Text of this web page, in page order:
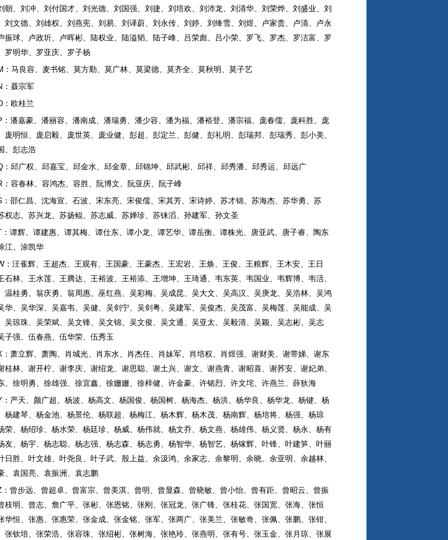
朝、刘冲、刘付国才、刘光德、刘国强、刘捷、刘培欢、刘沛龙、刘清华、刘荣烨、刘盛业、刘
刘文德、刘雄权、刘燕宪、刘易、刘译蔚、刘永传、刘婷、刘绛雪、刘煜、卢家贵、卢清、卢永
振球、卢政圻、卢晖彬、陆权业、陆溢韬、陆子峰、吕荣彪、吕小荣、罗飞、罗杰、罗洁富、罗
罗明华、罗亚庆、罗子杨
：马良容、麦书铭、莫方勤、莫广林、莫梁德、莫齐全、莫秋明、莫子艺
：聂宗军
：欧桂兰
：潘嘉豪、潘丽容、潘南成、潘瑞勇、潘少容、潘为福、潘裕登、潘宗福、庞春儒、庞科胜、庞
庞明恒、庞启毅、庞世英、庞业健、彭超、彭定兰、彭健、彭礼明、彭瑞邦、彭瑞秀、彭小美、
、彭志浩
：邱广权、邱嘉宝、邱金水、邱金章、邱锦坤、邱武彬、邱祥、邱秀潘、邱秀运、邱远广
：容春林、容鸿杰、容胜、阮博文、阮亚庆、阮子峰
：邵仁昌、沈海宣、石波、宋东亮、宋俊儒、宋其芳、宋诗婷、苏才锦、苏海杰、苏华勇、苏
权志、苏兴龙、苏扬鲲、苏志威、苏婵珍、苏铼滔、孙建军、孙文圣
：谭辉、谭建惠、谭其梅、谭仕东、谭小龙、谭艺华、谭岳衡、谭株光、唐亚武、唐子睿、陶东
江、涂凯华
：汪雀辉、王超杰、王观有、王国豪、王豪杰、王宏岩、王焕、王俊、王粮辉、王木安、王日
石林、王水莲、王腾达、王裕波、王裕添、王增坤、王琦通、韦东英、韦国业、韦辉博、韦活、
温桂勇、翁庆勇、翁周惠、巫红燕、吴彩梅、吴成昆、吴大文、吴高汉、吴庚龙、吴浩林、吴鸿
华、吴华深、吴嘉韦、吴健、吴剑宁、吴剑粤、吴建军、吴俊杰、吴茂富、吴梅莲、吴能成、吴
吴琼珠、吴荣斌、吴文锋、吴文锦、吴文俊、吴文通、吴亚太、吴毅清、吴颖、吴志彬、吴志
子强、伍春燕、伍华荣、伍秀玉
：萧立辉、萧陶、肖城光、肖东水、肖杰任、肖妹军、肖培权、肖煜强、谢财美、谢带娣、谢东
桂林、谢开柠、谢李庆、谢绍龙、谢思聪、谢土兴、谢文、谢燕青、谢昭喜、谢荞安、谢妃弟、
、徐明勇、徐雄强、徐宜鑫、徐姗姗、徐梓健、许金豪、许铭烈、许文垞、许燕兰、薛狄海
：严天、颜广超、杨波、杨高文、杨国俊、杨国树、杨海杰、杨洪、杨华良、杨华龙、杨键、杨
杨建琴、杨金池、杨景伦、杨联超、杨梅江、杨木辉、杨木茂、杨南辉、杨培将、杨强、杨琼
荣、杨绍珍、杨水荣、杨廷珍、杨威、杨伟就、杨文乔、杨文燕、杨雄伟、杨义贤、杨永、杨有
友、杨宇、杨志聪、杨志强、杨志森、杨志勇、杨智华、杨智艺、杨镓辉、叶锋、叶建笋、叶丽
日胜、叶文雄、叶尧良、叶子武、殷上益、余汲鸿、余家志、余黎明、余晓、余亚明、余越林、
、袁国亮、袁振洲、袁志鹏
：曾步远、曾超卓、曾富宗、曾美淇、曾明、曾显森、曾晓敏、曾小怡、曾有距、曾昭云、曾振
枝明、曾志、詹广平、张彬、张恩铭、张刚、张冠龙、张广锋、张桂花、张国宽、张海、张恒
华恒、张惠、张惠荣、张金成、张金铭、张军、张两广、张美兰、张敏奇、张佩、张鹏、张钳、
张钦培、张荣浩、张容珠、张绍彬、张树海、张艳玲、张燕明、张有号、张玉金、张月琼、张展